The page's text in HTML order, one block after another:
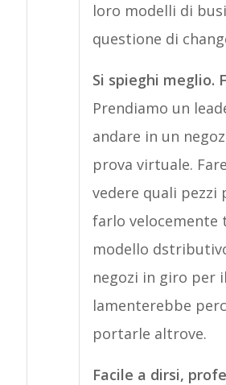
loro modelli di
questione di
Si spieghi meglio.
Prendiamo un
andare in un
prova virtuale.
vedere quali
farlo velocemente
modello
negozi in giro per
lamenterebbe
portarle altrove.
Facile a dirsi,